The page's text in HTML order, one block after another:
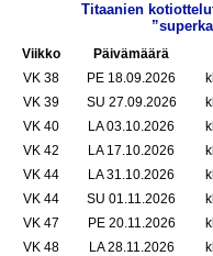
Titaanien
Viikko Päivämäärä
VK 38
PE 18.09.2026
VK 39
SU 27.09.2026
VK 40
LA 03.10.2026
VK 42
LA 17.10.2026
VK 44
LA 31.10.2026
VK 44
SU 01.11.2026
VK 47
PE 20.11.2026
VK 48
LA 28.11.2026